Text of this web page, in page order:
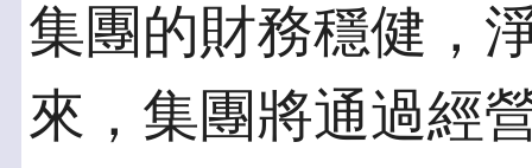
集團的財務穩健，
來，集團將通過經